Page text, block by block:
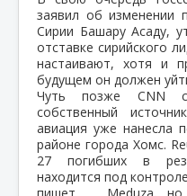
заявил об изменении
Сирии Башару Асаду,
отставке сирийского
настаивают, хотя и
будущем он должен
Чуть позже CNN
собственный
авиация уже нанесла
районе города Хомс.
27 погибших в
находится под
пишет Meduza, но